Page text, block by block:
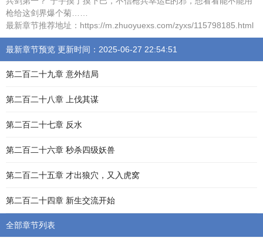
枪给这剑界爆个菊……
最新章节推荐地址：https://m.zhuoyuexs.com/zyxs/115798185.html
最新章节预览 更新时间：2025-06-27 22:54:51
第二百二十九章 意外结局
第二百二十八章 上伐其谋
第二百二十七章 反水
第二百二十六章 秒杀四级妖兽
第二百二十五章 才出狼穴，又入虎窝
第二百二十四章 新生交流开始
全部章节列表